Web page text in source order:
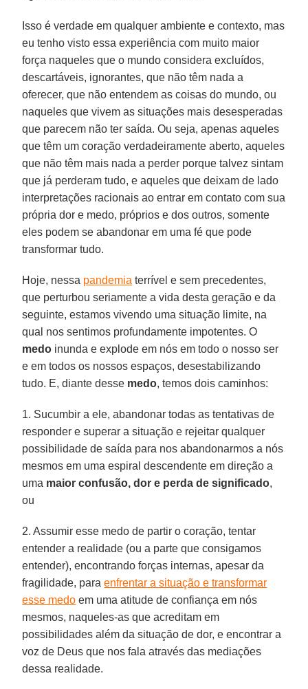
Isso é verdade em qualquer ambiente e contexto, mas
eu tenho visto essa experiência com muito maior
força naqueles que o mundo considera excluídos,
descartáveis, ignorantes, que não têm nada a
oferecer, que não entendem as coisas do mundo, ou
naqueles que vivem as situações mais desesperadas
que parecem não ter saída. Ou seja, apenas aqueles
que têm um coração verdadeiramente aberto, aqueles
que não têm mais nada a perder porque talvez sintam
que já perderam tudo, e aqueles que deixam de lado
interpretações racionais ao entrar em contato com sua
própria dor e medo, próprios e dos outros, somente
eles podem se abandonar em uma fé que pode
transformar tudo.
Hoje, nessa pandemia terrível e sem precedentes,
que perturbou seriamente a vida desta geração e da
seguinte, estamos vivendo uma situação limite, na
qual nos sentimos profundamente impotentes. O
medo inunda e explode em nós em todo o nosso ser
e em todos os nossos espaços, desestabilizando
tudo. E, diante desse medo, temos dois caminhos:
1. Sucumbir a ele, abandonar todas as tentativas de
responder e superar a situação e rejeitar qualquer
possibilidade de saída para nos abandonarmos a nós
mesmos em uma espiral descendente em direção a
uma maior confusão, dor e perda de significado,
ou
2. Assumir esse medo de partir o coração, tentar
entender a realidade (ou a parte que consigamos
entender), encontrando forças internas, apesar da
fragilidade, paraenfrentar a situação e transformar
esse medo em uma atitude de confiança em nós
mesmos, naqueles-as que acreditam em
possibilidades além da situação de dor, e encontrar a
voz de Deus que nos fala através das mediações
dessa realidade.